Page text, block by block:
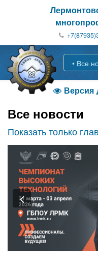
Версия
Все новости
Показать только
Previous